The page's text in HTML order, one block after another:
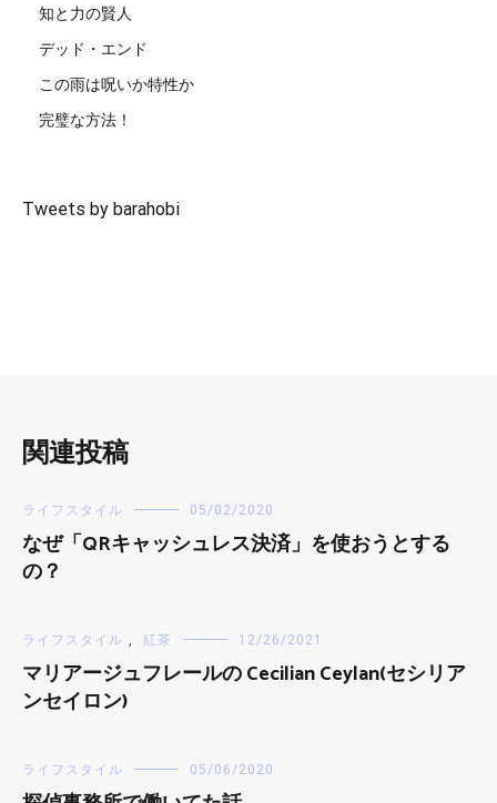
知と力の賢人
デッド・エンド
この雨は呪いか特性か
完璧な方法！
Tweets by barahobi
関連投稿
ライフスタイル 05/02/2020
なぜ「QRキャッシュレス決済」を使おうとする
の？
ライフスタイル , 紅茶 12/26/2021
マリアージュフレールの Cecilian Ceylan(セシリア
ンセイロン)
ライフスタイル 05/06/2020